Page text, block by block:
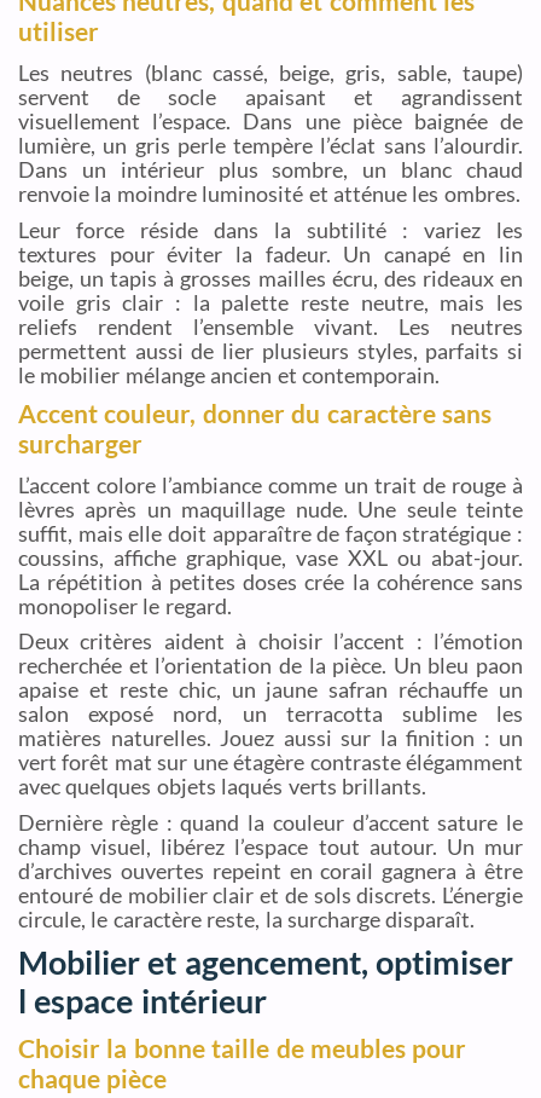
utiliser
Les neutres (blanc cassé, beige, gris, sable, taupe)
servent de socle apaisant et agrandissent
visuellement l’espace. Dans une pièce baignée de
lumière, un gris perle tempère l’éclat sans l’alourdir.
Dans un intérieur plus sombre, un blanc chaud
renvoie la moindre luminosité et atténue les ombres.
Leur force réside dans la subtilité : variez les
textures pour éviter la fadeur. Un canapé en lin
beige, un tapis à grosses mailles écru, des rideaux en
voile gris clair : la palette reste neutre, mais les
reliefs rendent l’ensemble vivant. Les neutres
permettent aussi de lier plusieurs styles, parfaits si
le mobilier mélange ancien et contemporain.
Accent couleur, donner du caractère sans
surcharger
L’accent colore l’ambiance comme un trait de rouge à
lèvres après un maquillage nude. Une seule teinte
suffit, mais elle doit apparaître de façon stratégique :
coussins, affiche graphique, vase XXL ou abat-jour.
La répétition à petites doses crée la cohérence sans
monopoliser le regard.
Deux critères aident à choisir l’accent : l’émotion
recherchée et l’orientation de la pièce. Un bleu paon
apaise et reste chic, un jaune safran réchauffe un
salon exposé nord, un terracotta sublime les
matières naturelles. Jouez aussi sur la finition : un
vert forêt mat sur une étagère contraste élégamment
avec quelques objets laqués verts brillants.
Dernière règle : quand la couleur d’accent sature le
champ visuel, libérez l’espace tout autour. Un mur
d’archives ouvertes repeint en corail gagnera à être
entouré de mobilier clair et de sols discrets. L’énergie
circule, le caractère reste, la surcharge disparaît.
Mobilier et agencement, optimiser
l espace intérieur
Choisir la bonne taille de meubles pour
chaque pièce